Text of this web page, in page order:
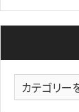
カ
テ